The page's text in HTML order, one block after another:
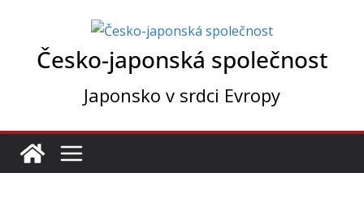
Česko-japonská společnost
Japonsko v srdci Evropy